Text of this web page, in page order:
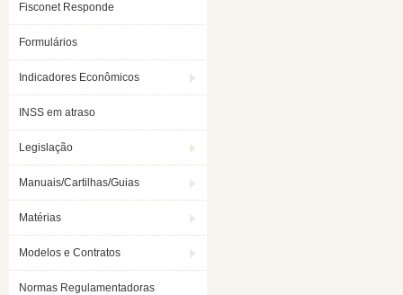
Fisconet Responde
Formulários
Indicadores Econômicos
INSS em atraso
Legislação
Manuais/Cartilhas/Guias
Matérias
Modelos e Contratos
Normas Regulamentadoras